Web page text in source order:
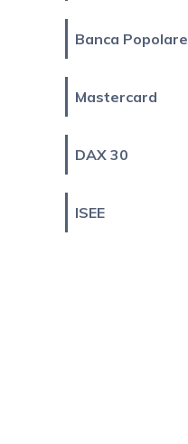
Banca Popolare
Mastercard
DAX 30
ISEE